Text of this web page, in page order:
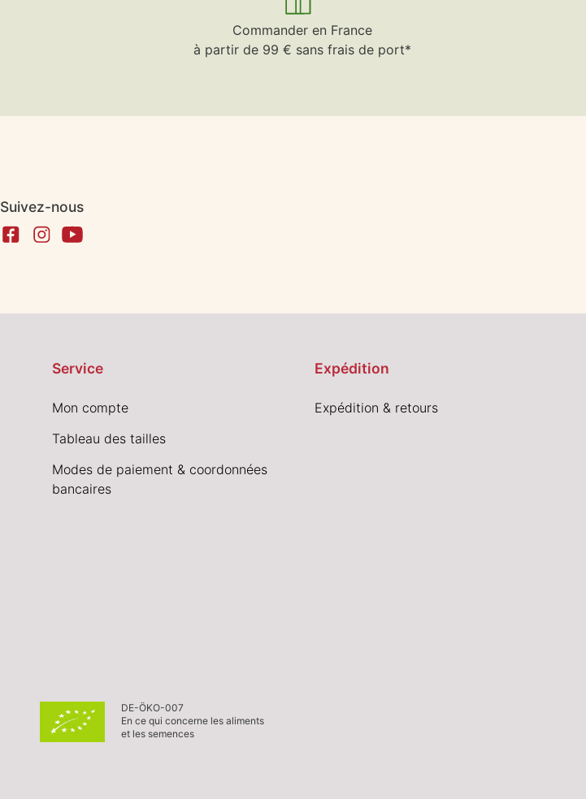
Commander en France
à partir de 99 € sans frais de port*
Suivez-nous
Service
Mon compte
Tableau des tailles
Modes de paiement & coordonnées
bancaires
Expédition
Expédition & retours
DE-ÖKO-007
En ce qui concerne les aliments
et les semences